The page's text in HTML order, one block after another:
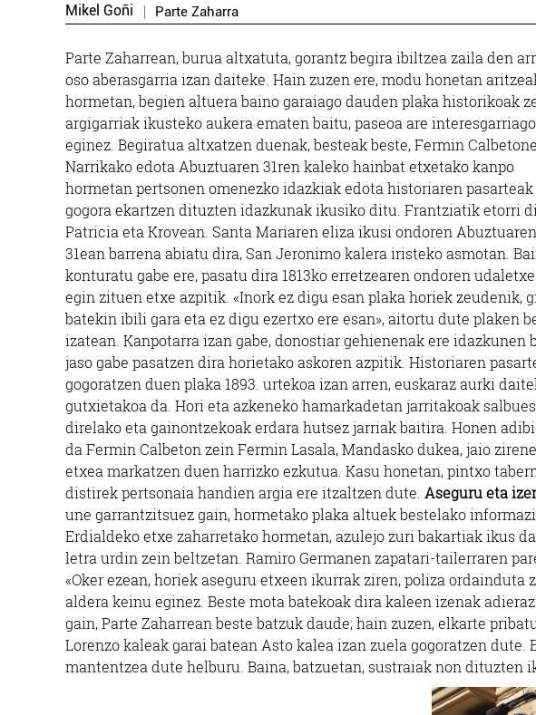
Mikel Goñi Parte Zaharra
Parte Zaharrean, burua altxatuta, gorantz begira ibiltzea zaila den
oso aberasgarria izan daiteke. Hain zuzen ere, modu honetan
hormetan, begien altuera baino garaiago dauden plaka historikoak
argigarriak ikusteko aukera ematen baitu, paseoa are
eginez. Begiratua altxatzen duenak, besteak beste, Fermin
Narrikako edota Abuztuaren 31ren kaleko hainbat etxetako kanpo
hormetan pertsonen omenezko idazkiak edota historiaren pasarteak
gogora ekartzen dituzten idazkunak ikusiko ditu. Frantziatik etorri
Patricia eta Krovean. Santa Mariaren eliza ikusi ondoren Abuztuaren
31ean barrena abiatu dira, San Jeronimo kalera iristeko asmotan.
konturatu gabe ere, pasatu dira 1813ko erretzearen ondoren
egin zituen etxe azpitik. «Inork ez digu esan plaka horiek zeudenik,
batekin ibili gara eta ez digu ezertxo ere esan», aitortu dute plaken
izatean. Kanpotarra izan gabe, donostiar gehienenak ere idazkunen
jaso gabe pasatzen dira horietako askoren azpitik. Historiaren
gogoratzen duen plaka 1893. urtekoa izan arren, euskaraz aurki
gutxietakoa da. Hori eta azkeneko hamarkadetan jarritakoak
direlako eta gainontzekoak erdara hutsez jarriak baitira. Honen
da Fermin Calbeton zein Fermin Lasala, Mandasko dukea, jaio
etxea markatzen duen harrizko ezkutua. Kasu honetan, pintxo
distirek pertsonaia handien argia ere itzaltzen dute. Aseguru eta
une garrantzitsuez gain, hormetako plaka altuek bestelako
Erdialdeko etxe zaharretako hormetan, azulejo zuri bakartiak ikus
letra urdin zein beltzetan. Ramiro Germanen zapatari-tailerraren
«Oker ezean, horiek aseguru etxeen ikurrak ziren, poliza ordainduta
aldera keinu eginez. Beste mota batekoak dira kaleen izenak
gain, Parte Zaharrean beste batzuk daude; hain zuzen, elkarte
Lorenzo kaleak garai batean Asto kalea izan zuela gogoratzen
mantentzea dute helburu. Baina, batzuetan, sustraiak non dituzten